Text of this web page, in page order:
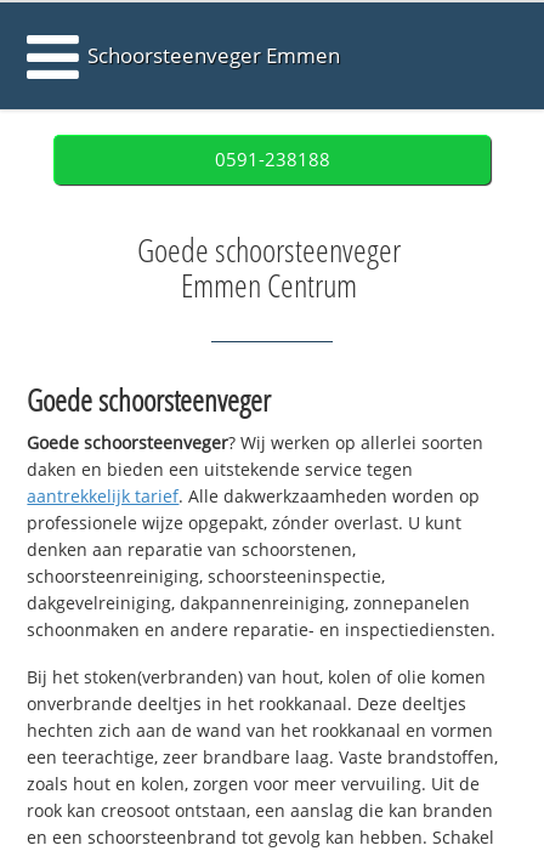
Schoorsteenveger Emmen
0591-238188
Goede schoorsteenveger
Emmen Centrum
Goede schoorsteenveger
Goede schoorsteenveger? Wij werken op allerlei soorten
daken en bieden een uitstekende service tegen
aantrekkelijk tarief. Alle dakwerkzaamheden worden op
professionele wijze opgepakt, zónder overlast. U kunt
denken aan reparatie van schoorstenen,
schoorsteenreiniging, schoorsteeninspectie,
dakgevelreiniging, dakpannenreiniging, zonnepanelen
schoonmaken en andere reparatie- en inspectiediensten.
Bij het stoken(verbranden) van hout, kolen of olie komen
onverbrande deeltjes in het rookkanaal. Deze deeltjes
hechten zich aan de wand van het rookkanaal en vormen
een teerachtige, zeer brandbare laag. Vaste brandstoffen,
zoals hout en kolen, zorgen voor meer vervuiling. Uit de
rook kan creosoot ontstaan, een aanslag die kan branden
en een schoorsteenbrand tot gevolg kan hebben. Schakel